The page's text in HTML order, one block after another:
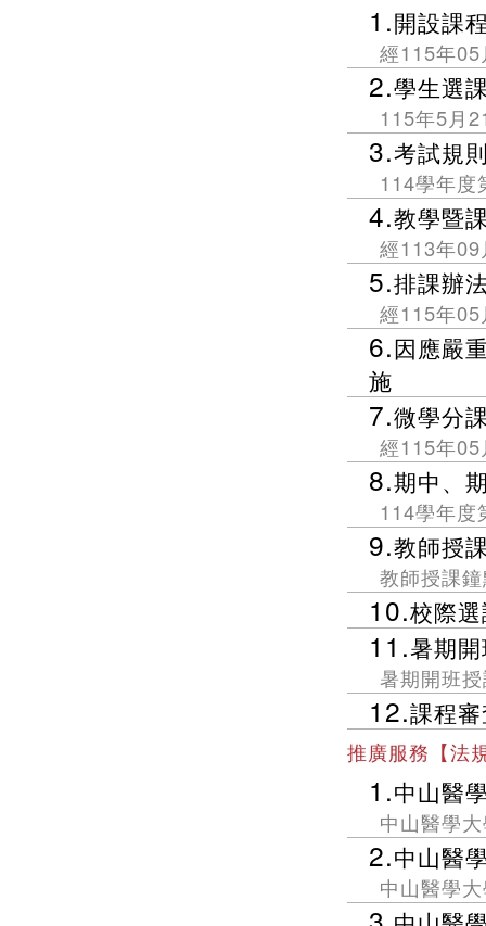
1.開設課
經115年
2.學生選
115年5月
3.考試規
114學年度
4.教學暨
經113年
5.排課辦
經115年
6.因應嚴
施
7.微學分
經115年
8.期中、
114學年度
9.教師授
教師授課
10.校際
11.暑期
暑期開班
12.課程
推廣服務【法
1.中山醫
中山醫學
2.中山醫
中山醫學